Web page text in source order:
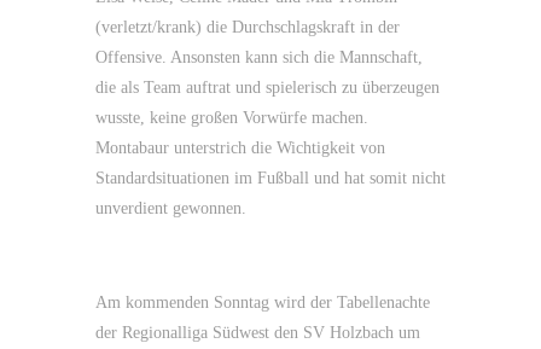
(verletzt/krank) die Durchschlagskraft in der
Offensive. Ansonsten kann sich die Mannschaft,
die als Team auftrat und spielerisch zu überzeugen
wusste, keine großen Vorwürfe machen.
Montabaur unterstrich die Wichtigkeit von
Standardsituationen im Fußball und hat somit nicht
unverdient gewonnen.
Am kommenden Sonntag wird der Tabellenachte
der Regionalliga Südwest den SV Holzbach um